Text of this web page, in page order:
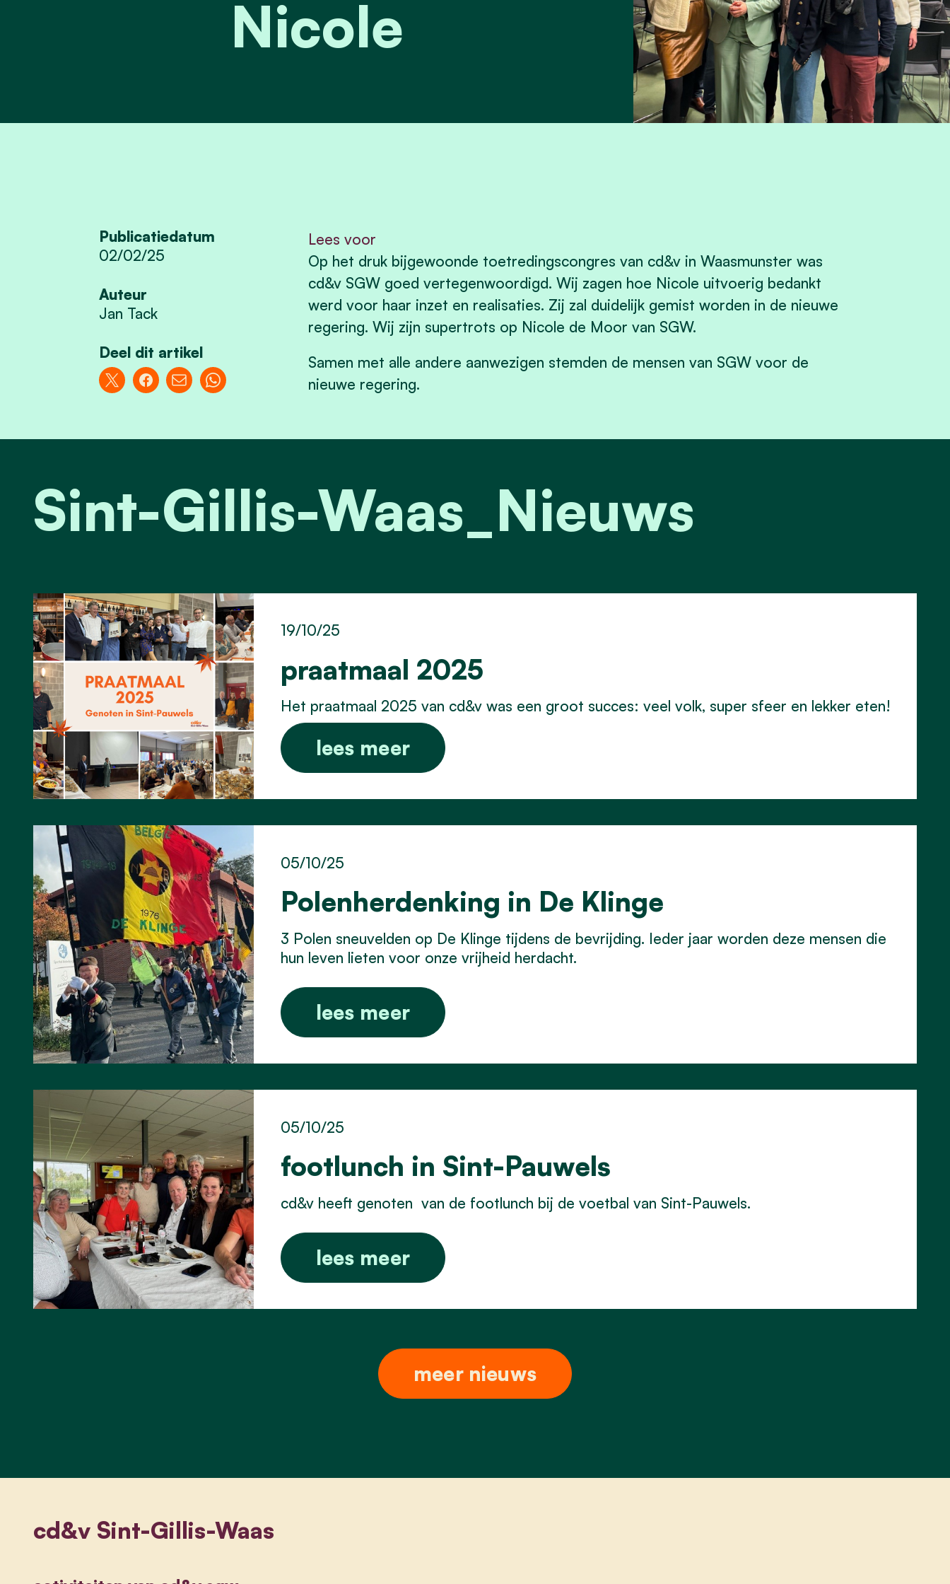
Nicole
Publicatiedatum
02/02/25
Auteur
Jan Tack
Deel dit artikel
Lees voor
Op het druk bijgewoonde toetredingscongres van cd&v in Waasmunster was
cd&v SGW goed vertegenwoordigd. Wij zagen hoe Nicole uitvoerig bedankt
werd voor haar inzet en realisaties. Zij zal duidelijk gemist worden in de nieuwe
regering. Wij zijn supertrots op Nicole de Moor van SGW.
Samen met alle andere aanwezigen stemden de mensen van SGW voor de
nieuwe regering.
Sint-Gillis-Waas_Nieuws
praatmaal 2025
19/10/25
Het praatmaal 2025 van cd&v was een groot succes: veel volk, super sfeer en lekker eten!
lees meer
Polenherdenking in De Klinge
05/10/25
3 Polen sneuvelden op De Klinge tijdens de bevrijding. Ieder jaar worden deze mensen die
hun leven lieten voor onze vrijheid herdacht.
lees meer
footlunch in Sint-Pauwels
05/10/25
cd&v heeft genoten van de footlunch bij de voetbal van Sint-Pauwels.
lees meer
meer nieuws
cd&v Sint-Gillis-Waas